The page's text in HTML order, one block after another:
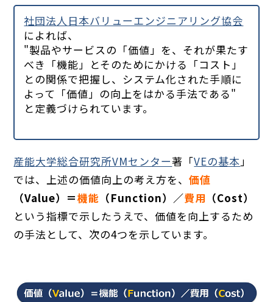
社団法人日本バリューエンジニアリング協会
によれば、
"製品やサービスの「価値」を、それが果たす
べき「機能」とそのためにかける「コスト」
との関係で把握し、システム化された手順に
よって「価値」の向上をはかる手法である"
と定義づけられています。
産能大学総合研究所VMセンター著「VEの基本 」
では、上述の価値向上の考え方を、価値
（Value）＝機能 （Function）／費用 （Cost）
という指標で示したうえで、価値を向上するため
の手法として、次の4つを示しています。